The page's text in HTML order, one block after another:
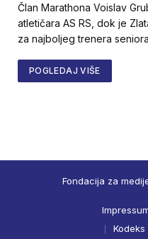
Član Marathona Voislav
atletičara AS RS, dok je
za najboljeg trenera
POGLEDAJ VIŠE
Fondacija za